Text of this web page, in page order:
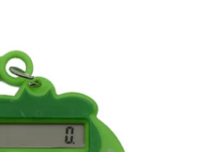
hvězdiček.